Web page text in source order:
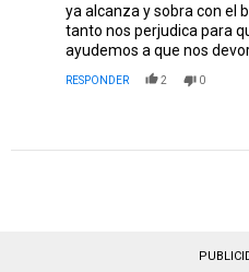
ya alcanza y sobra con el
tanto nos perjudica para
ayudemos a que nos
RESPONDER 2 0